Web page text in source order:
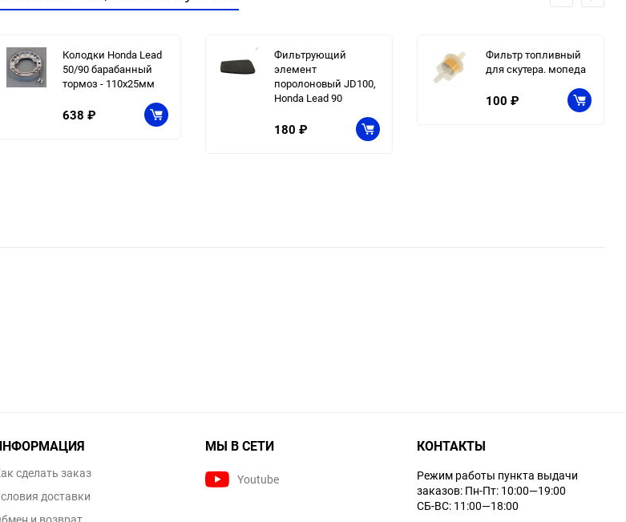
Колодки Honda Lead
50/90 барабанный
тормоз - 110х25мм
638 ₽
Фильтрующий
элемент
поролоновый JD100,
Honda Lead 90
180 ₽
Фильтр топливный
для скутера. мопеда
100 ₽
сделать заказ
доставки
МЫ В СЕТИ
Youtube
КОНТАКТЫ
Режим работы пункта выдачи
заказов: Пн-Пт: 10:00—19:00
СБ-ВС: 11:00—18:00